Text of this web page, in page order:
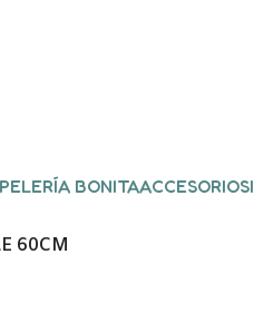
BONITAACCESORIOS
60CM